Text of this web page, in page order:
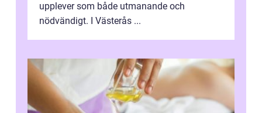
upplever som både utmanande och
nödvändigt. I Västerås ...